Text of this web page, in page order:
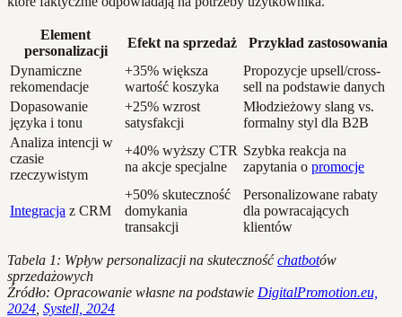
Element
personalizacji
Efekt na sprzedaż
Przykład zastosowania
Dynamiczne
rekomendacje
+35% większa
wartość koszyka
Propozycje upsell/cross-
sell na podstawie danych
Dopasowanie
języka i tonu
+25% wzrost
satysfakcji
Młodzieżowy slang vs.
formalny styl dla B2B
Analiza intencji w
czasie
rzeczywistym
+40% wyższy CTR
na akcje specjalne
Szybka reakcja na
zapytania o promocje
Integracja z CRM
+50% skuteczność
domykania
transakcji
Personalizowane rabaty
dla powracających
klientów
Tabela 1: Wpływ personalizacji na skutecznośćchatbotów
sprzedażowych
Źródło: Opracowanie własne na podstawie DigitalPromotion.eu,
2024 Systell, 2024